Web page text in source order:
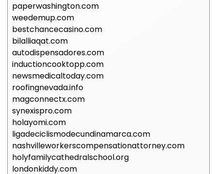
paperwashington.com
weedemup.com
bestchancecasino.com
bilalliaqat.com
autodispensadores.com
inductioncooktopp.com
newsmedicaltoday.com
roofingnevada.info
magconnectx.com
synexispro.com
holayomi.com
ligadeciclismodecundinamarca.com
nashvilleworkerscompensationattorney.com
holyfamilycathedralschool.org
londonkiddy.com